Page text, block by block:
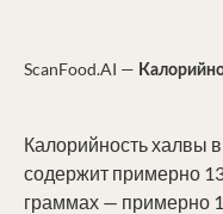
ScanFood.AI —
Калорийность халвы
содержит примерно
граммах — примерно